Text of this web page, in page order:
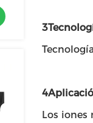
Los iones